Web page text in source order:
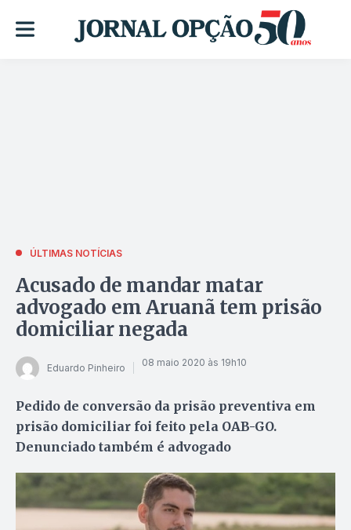
ÚLTIMAS NOTÍCIAS
Acusado de mandar matar
advogado em Aruanã tem prisão
domiciliar negada
Eduardo Pinheiro 08 maio 2020 às 19h10
Pedido de conversão da prisão preventiva em
prisão domiciliar foi feito pela OAB-GO.
Denunciado também é advogado